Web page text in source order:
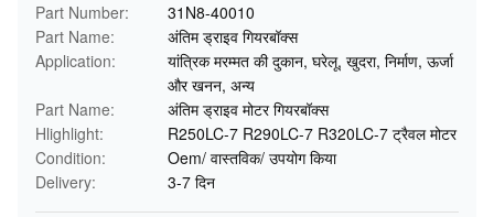
Part Number:
31N8-40010
Part Name:
अंतिम ड्राइव गियरबॉक्स
Application:
यांत्रिक मरम्मत की दुकान, घरेलू, खुदरा, निर्माण, ऊर्जा
और खनन, अन्य
Part Name:
अंतिम ड्राइव मोटर गियरबॉक्स
Hlighlight:
R250LC-7 R290LC-7 R320LC-7 ट्रैवल मोटर
Condition:
Oem/ वास्तविक/ उपयोग किया
Delivery:
3-7 दिन